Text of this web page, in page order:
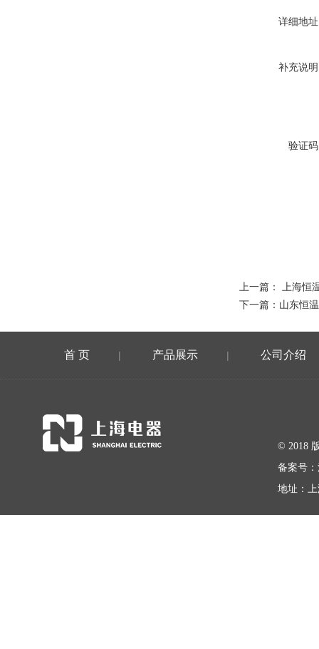
详细地
补充说
验证
上一篇：
上海恒
下一篇： 山东恒
首 页 | 产品展示 | 公司介绍
© 2018
备案号：
地址：